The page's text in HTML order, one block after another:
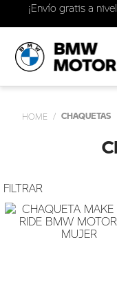
¡Envío gratis a
CHAQUETAS